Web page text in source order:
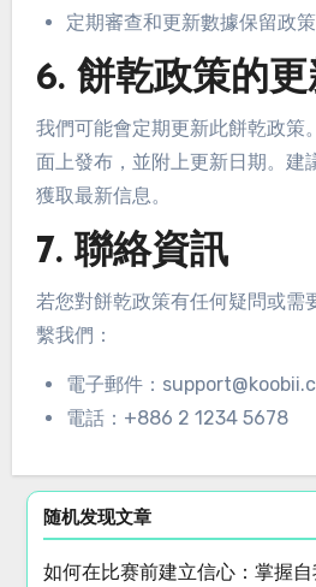
定期審查和更新數據保留政策
6. 餅乾政策的更
我們可能會定期更新此餅乾政策
面上發布，並附上更新日期。建
獲取最新信息。
7. 聯絡資訊
若您對餅乾政策有任何疑問或需
繫我們：
電子郵件：
電話：+886 2 1234 5678
随机发现文章
如何在比赛前建立信心：掌握